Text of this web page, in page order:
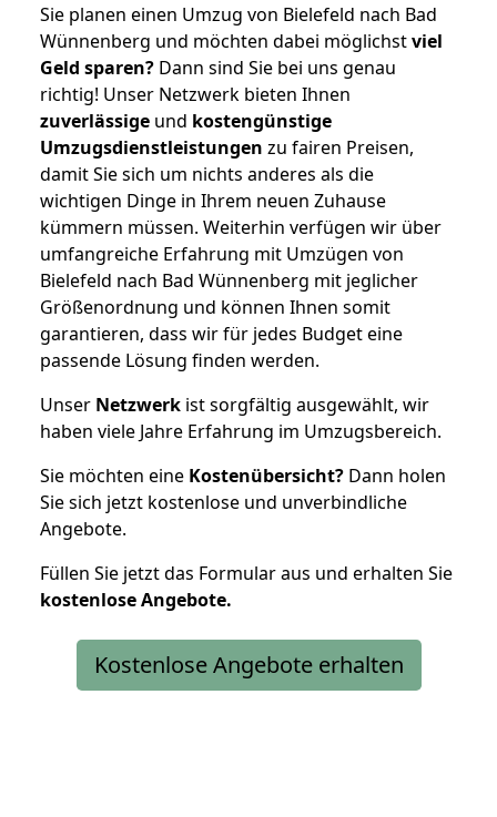
Sie planen einen Umzug von Bielefeld nach Bad
Wünnenberg und möchten dabei möglichstviel
Geld sparen? Dann sind Sie bei uns genau
richtig! Unser Netzwerk bieten Ihnen
zuverlässige und kostengünstige
Umzugsdienstleistungen zu fairen Preisen,
damit Sie sich um nichts anderes als die
wichtigen Dinge in Ihrem neuen Zuhause
kümmern müssen. Weiterhin verfügen wir über
umfangreiche Erfahrung mit Umzügen von
Bielefeld nach Bad Wünnenberg mit jeglicher
Größenordnung und können Ihnen somit
garantieren, dass wir für jedes Budget eine
passende Lösung finden werden.
Unser Netzwerk ist sorgfältig ausgewählt, wir
haben viele Jahre Erfahrung im Umzugsbereich.
Sie möchten eine Kostenübersicht? Dann holen
Sie sich jetzt kostenlose und unverbindliche
Angebote.
Füllen Sie jetzt das Formular aus und erhalten Sie
kostenloseAngebote.
Kostenlose Angebote erhalten